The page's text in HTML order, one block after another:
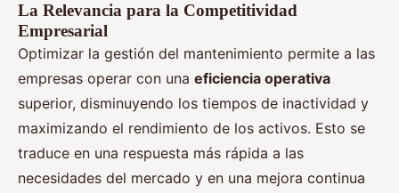
La Relevancia para la Competitividad
Empresarial
Optimizar la gestión del mantenimiento permite a las
empresas operar con una eficiencia operativa
superior, disminuyendo los tiempos de inactividad y
maximizando el rendimiento de los activos. Esto se
traduce en una respuesta más rápida a las
necesidades del mercado y en una mejora continua